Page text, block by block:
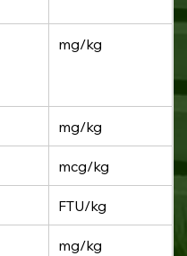
mg/kg
mg/kg
mcg/kg
FTU/kg
mg/kg